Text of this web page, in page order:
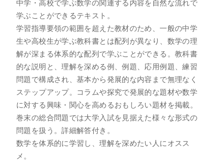
中学・高校で学ぶ数学の関連する内容を自然な流れで
学ぶことができるテキスト。
学習指導要領の範囲を超えた教材のため、一般の中学
生や高校生が学ぶ教科書とは配列が異なり、数学の理
解が深まる体系的な配列で学ぶことができる。教科書
的な説明と、理解を深める例、例題、応用例題、練習
問題で構成され、基本から発展的な内容まで無理なく
ステップアップ。コラムや探究で発展的な題材や数学
に対する興味・関心を高めるおもしろい題材を掲載。
巻末の総合問題では大学入試を見据えた様々な形式の
問題を扱う。詳細解答付き。
数学を体系的に学習し、理解を深めたい人にオスス
メ。